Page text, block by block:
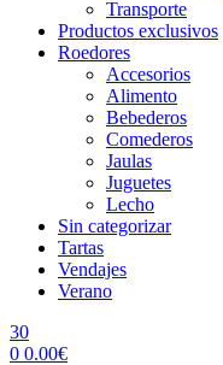
Transporte
Productos exclusivos
Roedores
Accesorios
Alimento
Bebederos
Comederos
Jaulas
Juguetes
Lecho
Sin categorizar
Tartas
Vendajes
Verano
30
0 0.00€